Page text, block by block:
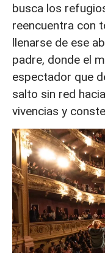
busca los
reencuentra con
llenarse de ese
padre, donde el
espectador que
salto sin red
vivencias y